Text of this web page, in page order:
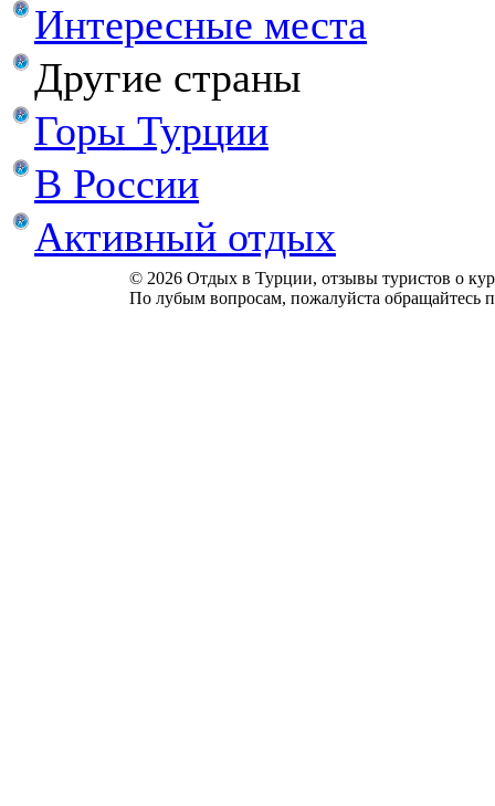
Интересные места
Другие страны
Горы Турции
В России
Активный отдых
© 2026 Отдых в Турции, отзывы туристов о
По лубым вопросам, пожалуйста обращайтесь